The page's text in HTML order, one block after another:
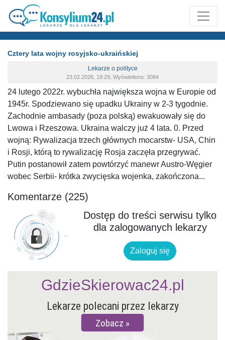
Cztery lata wojny rosyjsko-ukraińskiej
Lekarze o polityce
23.02.2026, 19:29, Wyświetlono: 3084
24 lutego 2022r. wybuchła największa wojna w Europie od
1945r. Spodziewano się upadku Ukrainy w 2-3 tygodnie.
Zachodnie ambasady (poza polską) ewakuowały się do
Lwowa i Rzeszowa. Ukraina walczy już 4 lata. 0. Przed
wojną: Rywalizacja trzech głównych mocarstw- USA, Chin
i Rosji, którą to rywalizację Rosja zaczęła przegrywać.
Putin postanowił zatem powtórzyć manewr Austro-Węgier
wobec Serbii- krótka zwycięska wojenka, zakończona...
Komentarze (225)
Dostęp do treści serwisu tylko
dla zalogowanych lekarzy
Zaloguj się
Lekarze polecani przez lekarzy
Zobacz
GdzieSkierowac24.pl